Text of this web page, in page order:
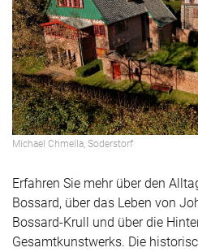
Michael Chmella, Soderstorf
Erfahren Sie mehr über den
Bossard, über das Leben von
Bossard-Krull und über die
Gesamtkunstwerks. Die